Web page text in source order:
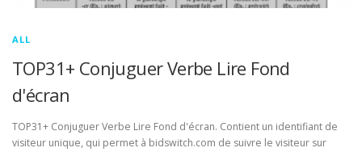
ALL
TOP31+ Conjuguer Verbe Lire Fond
d'écran
TOP31+ Conjuguer Verbe Lire Fond d'écran. Contient un identifiant de
visiteur unique, qui permet à bidswitch.com de suivre le visiteur sur